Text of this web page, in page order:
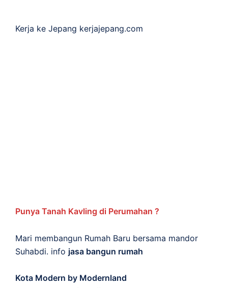
Kerja ke Jepang kerjajepang.com
Punya Tanah Kavling di Perumahan ?
Mari membangun Rumah Baru bersama mandor
Suhabdi. info jasa bangun rumah
Kota Modern by Modernland